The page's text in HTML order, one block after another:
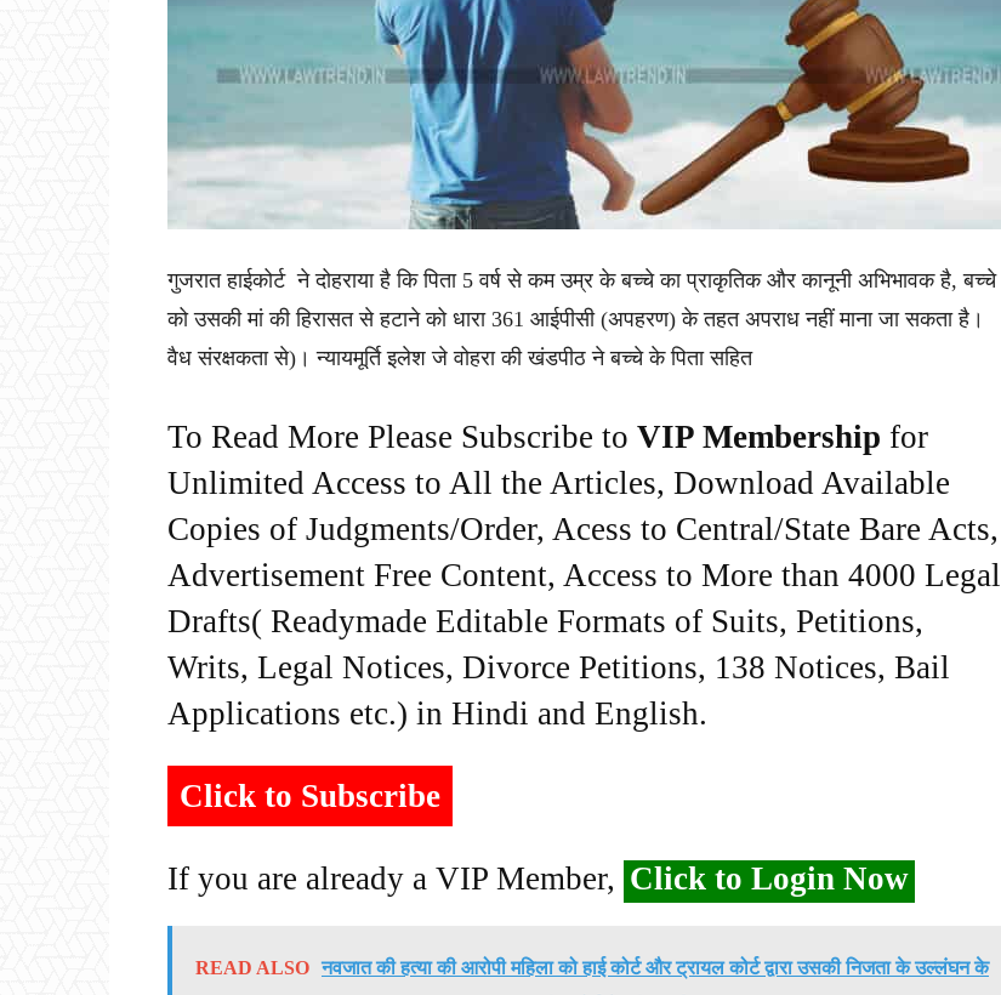
गुजरात हाईकोर्ट ने दोहराया है कि पिता 5 वर्ष से कम उम्र के बच्चे का प्राकृतिक और कानूनी अभिभावक है, बच्चे
को उसकी मां की हिरासत से हटाने को धारा 361 आईपीसी (अपहरण) के तहत अपराध नहीं माना जा सकता है।
वैध संरक्षकता से)। न्यायमूर्ति इलेश जे वोहरा की खंडपीठ ने बच्चे के पिता सहित
To Read More Please Subscribe to VIP Membership for
Unlimited Access to All the Articles, Download Available
Copies of Judgments/Order, Acess to Central/State Bare Acts,
Advertisement Free Content, Access to More than 4000 Legal
Drafts( Readymade Editable Formats of Suits, Petitions,
Writs, Legal Notices, Divorce Petitions, 138 Notices, Bail
Applications etc.) in Hindi and English.
Click to Subscribe
If you are already a VIP Member, Click to Login Now
READ ALSO नवजात की हत्या की आरोपी महिला को हाई कोर्ट और ट्रायल कोर्ट द्वारा उसकी निजता के उल्लंघन के